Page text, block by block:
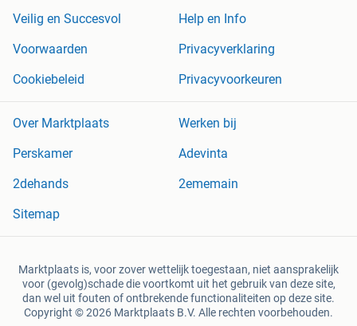
Veilig en Succesvol
Help en Info
Voorwaarden
Privacyverklaring
Cookiebeleid
Privacyvoorkeuren
Over Marktplaats
Werken bij
Perskamer
Adevinta
2dehands
2ememain
Sitemap
Marktplaats is, voor zover wettelijk toegestaan, niet aansprakelijk
voor (gevolg)schade die voortkomt uit het gebruik van deze site,
dan wel uit fouten of ontbrekende functionaliteiten op deze site.
Copyright © 2026 Marktplaats B.V. Alle rechten voorbehouden.